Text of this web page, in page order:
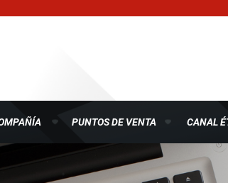
PUNTOS DE VENTA CANAL